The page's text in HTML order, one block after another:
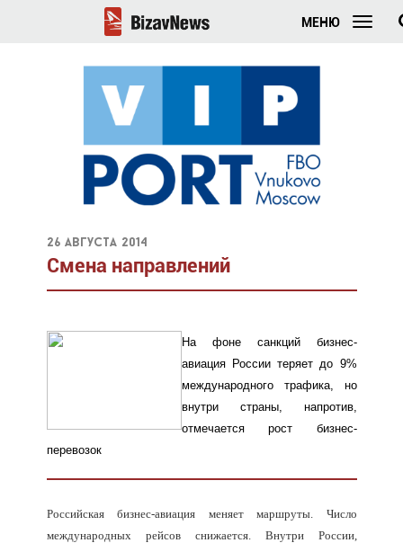
МЕНЮ
26 августа 2014
Смена направлений
На фоне санкций бизнес-
авиация России теряет до 9%
международного трафика, но
внутри страны, напротив,
отмечается рост бизнес-
перевозок
Российская бизнес-авиация меняет маршруты. Число
международных рейсов снижается. Внутри России,